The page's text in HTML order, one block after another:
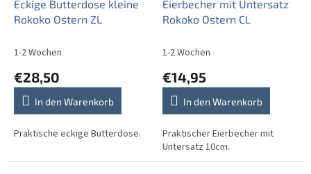
Eckige Butterdose kleine
Rokoko Ostern ZL
1-2 Wochen
€28,50
In den Warenkorb
Praktische eckige Butterdose.
Eierbecher mit Untersatz
Rokoko Ostern CL
1-2 Wochen
€14,95
In den Warenkorb
Praktischer Eierbecher mit
Untersatz 10cm.